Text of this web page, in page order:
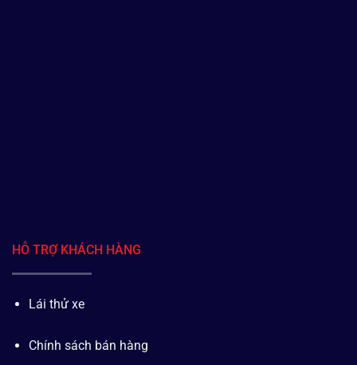
HỖ TRỢ KHÁCH HÀNG
Lái thử xe
Chính sách bán hàng